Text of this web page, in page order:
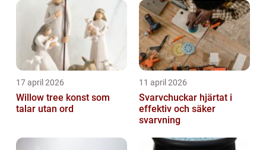
17 april 2026
Willow tree konst som
talar utan ord
11 april 2026
Svarvchuckar hjärtat i
effektiv och säker
svarvning